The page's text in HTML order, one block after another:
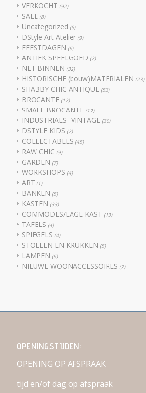
VERKOCHT (92)
SALE (8)
Uncategorized (5)
DStyle Art Atelier (9)
FEESTDAGEN (6)
ANTIEK SPEELGOED (2)
NET BINNEN (32)
HISTORISCHE (bouw)MATERIALEN (23)
SHABBY CHIC ANTIQUE (53)
BROCANTE (12)
SMALL BROCANTE (12)
INDUSTRIALS- VINTAGE (30)
DSTYLE KIDS (2)
COLLECTABLES (45)
RAW CHIC (9)
GARDEN (7)
WORKSHOPS (4)
ART (1)
BANKEN (5)
KASTEN (33)
COMMODES/LAGE KAST (13)
TAFELS (4)
SPIEGELS (4)
STOELEN EN KRUKKEN (5)
LAMPEN (6)
NIEUWE WOONACCESSOIRES (7)
OPENINGSTIJDEN:
OPENING OP AFSPRAAK
tijd en/of dag op afspraak